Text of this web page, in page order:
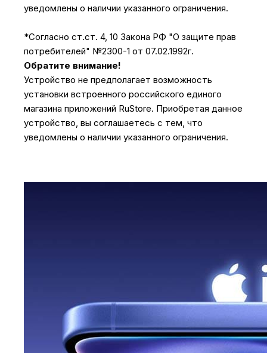
уведомлены о наличии указанного ограничения.
*Согласно ст.ст. 4, 10 Закона РФ "О защите прав
потребителей" №2300-1 от 07.02.1992г.
Обратите внимание!
Устройство не предполагает возможность
установки встроенного российского единого
магазина приложений RuStore. Приобретая данное
устройство, вы соглашаетесь с тем, что
уведомлены о наличии указанного ограничения.